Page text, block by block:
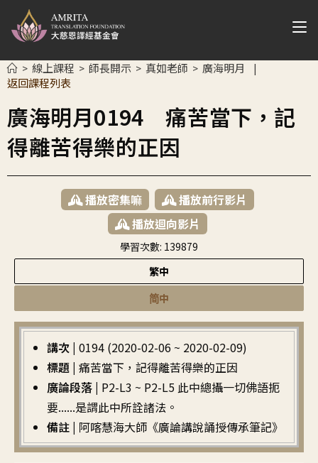
> 線上課程 > 師長開示 > 真如老師 > 廣海明月 |
返回課程列表
廣海明月0194 痛苦當下，記
得離苦得樂的正因
播放密集嘛
播放前行影片
播放迴向影片
學習次數: 139879
繁中
简中
講次 | 0194 (2020-02-06 ~ 2020-02-09)
標題 | 痛苦當下，記得離苦得樂的正因
廣論段落 | P2-L3 ~ P2-L5 此中總攝一切佛語扼
要......是謂此中所詮諸法。
備註 | 阿喀慧海大師《廣論講說誦授傳承筆記》